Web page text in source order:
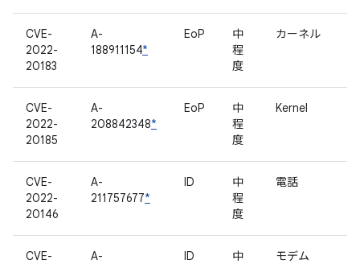
CVE-
2022-
20183
A-
188911154*
EoP
中
程
度
カーネル
CVE-
2022-
20185
A-
208842348*
EoP
中
程
度
Kernel
CVE-
2022-
20146
A-
211757677*
ID
中
程
度
電話
CVE-
A-
ID
中
モデム